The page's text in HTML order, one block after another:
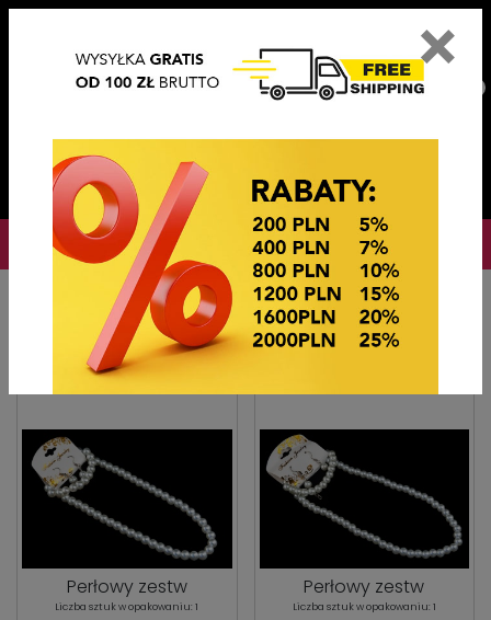
OKAZJE CENOWE! OKAZJE CENOWE!
Strona główna Biżuteria sztuczna Komplety
Perłowy zestw
Liczba sztuk w opakowaniu: 1
Perłowy zestw
Liczba sztuk w opakowaniu: 1
×